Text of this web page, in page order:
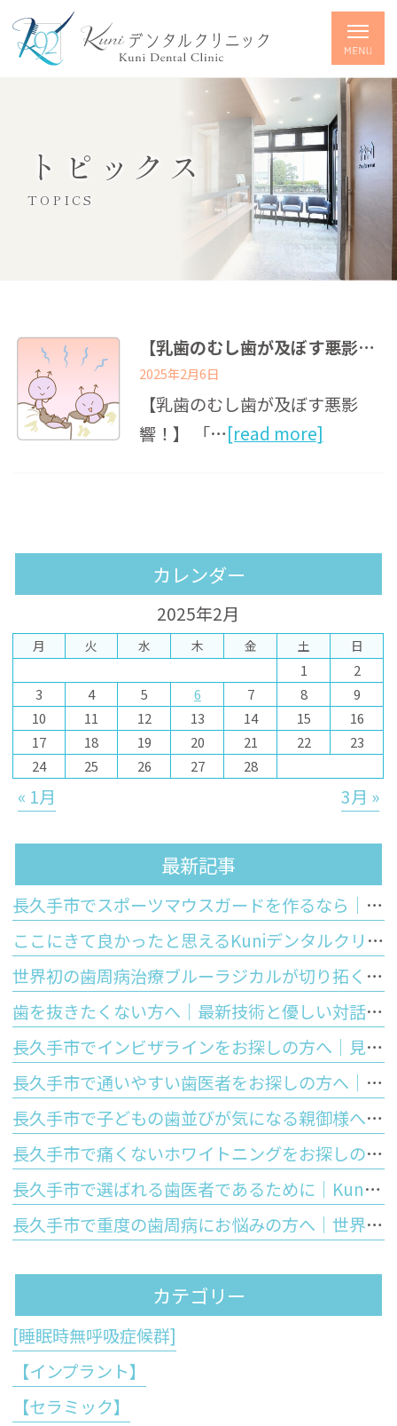
トピックス
TOPICS
【乳歯のむし歯が及ぼす悪影響！】
2025年2月6日
【乳歯のむし歯が及ぼす悪影
響！】 「…[read more]
カレンダー
2025年2月
月 火 水 木 金 土 日
1
2
3
4 5 6 7 8
9
10
11 12 13 14 15
16
17
18 19 20 21 22
23
24
25 26 27 28
« 1月 3月 »
最新記事
長久手市でスポーツマウスガードを作るなら｜市販品との違いと歯科医院で作るオーダーメイドのメリット
ここにきて良かったと思えるKuniデンタルクリニックの特徴
世界初の歯周病治療ブルーラジカルが切り拓く「歯を残す」未来
歯を抜きたくない方へ｜最新技術と優しい対話で守るあなたの大切な歯
長久手市でインビザラインをお探しの方へ｜見た目の美しさと将来の歯の寿命を守る正しい噛み合わせの大切さ
長久手市で通いやすい歯医者をお探しの方へ｜Kuniデンタルクリニックが大切にする安心と優しさ
長久手市で子どもの歯並びが気になる親御様へ｜お口のぽかんと開いた癖が歯並びに与える影響と予防矯正
長久手市で痛くないホワイトニングをお探しの方へ｜しみないポリリン酸ホワイトニングの仕組みと5つのメリットを徹底解説
長久手市で選ばれる歯医者であるために｜Kuniデンタルクリニックが皆様に提供する「5つの強み」と最先端歯科医療
長久手市で重度の歯周病にお悩みの方へ｜世界初の技術「ブルーラジカル」が歯周病治療の常識を変える理由
カテゴリー
[睡眠時無呼吸症候群]
【インプラント】
【セラミック】